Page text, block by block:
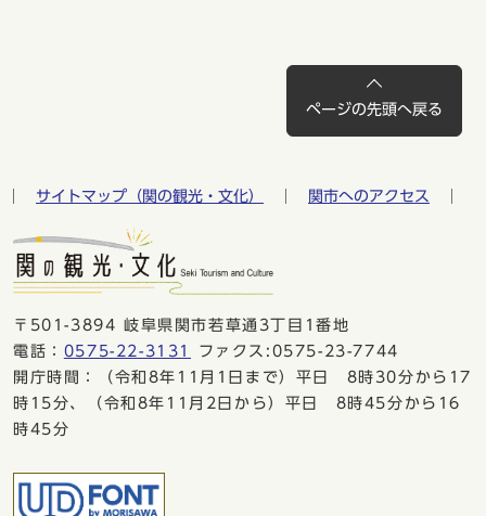
ページの先頭へ戻る
サイトマップ（関の観光・文化） 関市へのアクセス
〒501-3894 岐阜県関市若草通3丁目1番地
電話： 0575-22-3131
ファクス:0575-23-7744
開庁時間：（令和8年11月1日まで）平日 8時30分から17
時15分、（令和8年11月2日から）平日 8時45分から16
時45分